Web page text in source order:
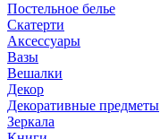
Постельное белье
Скатерти
Аксессуары
Вазы
Вешалки
Декор
Декоративные предметы
Зеркала